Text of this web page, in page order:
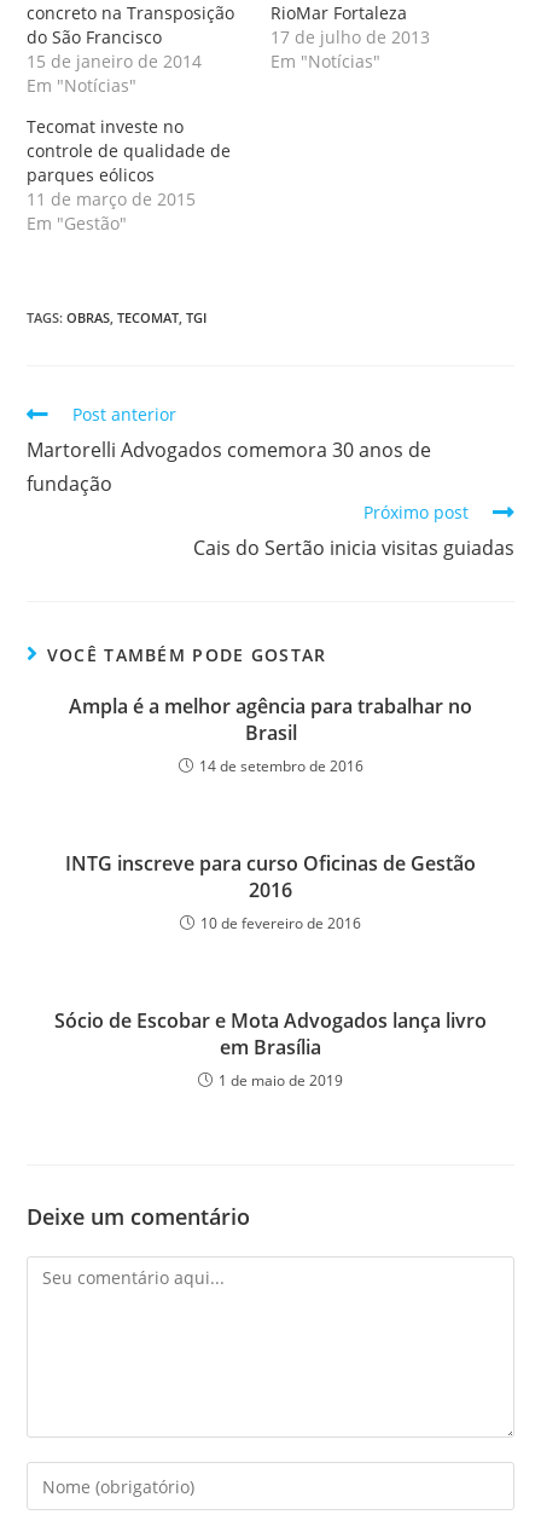
concreto na Transposição
do São Francisco
15 de janeiro de 2014
Em "Notícias"
RioMar Fortaleza
17 de julho de 2013
Em "Notícias"
Tecomat investe no
controle de qualidade de
parques eólicos
11 de março de 2015
Em "Gestão"
TAGS:OBRAS, TECOMAT, TGI
Post anterior
Martorelli Advogados comemora 30 anos de
fundação
Próximo post
Cais do Sertão inicia visitas guiadas
VOCÊ TAMBÉM PODE GOSTAR
Ampla é a melhor agência para trabalhar no
Brasil
14 de setembro de 2016
INTG inscreve para curso Oficinas de Gestão
2016
10 de fevereiro de 2016
Sócio de Escobar e Mota Advogados lança livro
em Brasília
1 de maio de 2019
Deixe um comentário